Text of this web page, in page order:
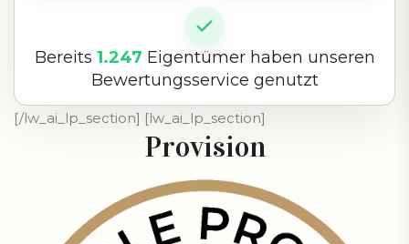
Bereits 1.247 Eigentümer haben unseren
Bewertungsservice genutzt
[/lw_ai_lp_section] [lw_ai_lp_section]
Provision